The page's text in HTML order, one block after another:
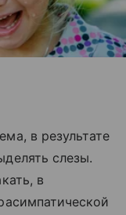
в результате
слезы.
в